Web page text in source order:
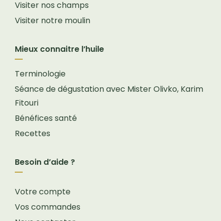
Visiter nos champs
Visiter notre moulin
Mieux connaitre l’huile
Terminologie
Séance de dégustation avec Mister Olivko, Karim
Fitouri
Bénéfices santé
Recettes
Besoin d’aide ?
Votre compte
Vos commandes